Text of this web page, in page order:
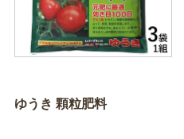
ゆうき 顆粒肥料